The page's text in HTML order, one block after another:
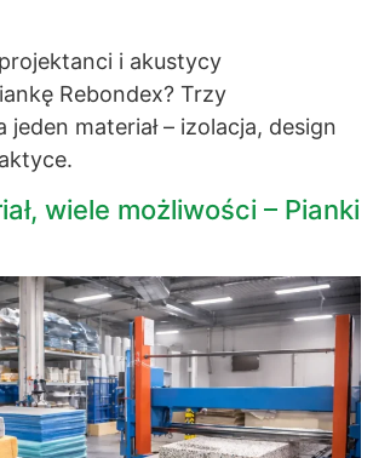
i akustycy
Rebondex? Trzy
materiał – izolacja, design
wiele możliwości – Pianki